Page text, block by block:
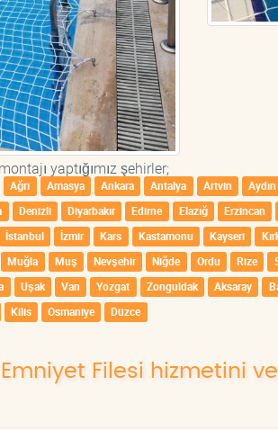
yaptığımız şehirler;
Ağrı Amasya Ankara Antalya Artvin Aydın
Denizli Diyarbakır Edirne Elazığ Erzincan
İstanbul İzmir Kars Kastamonu Kayseri
Muğla Muş Nevşehir Niğde Ordu Rize
Uşak Van Yozgat Zonguldak Aksaray
Kilis Osmaniye Düzce
Filesi hizmetini